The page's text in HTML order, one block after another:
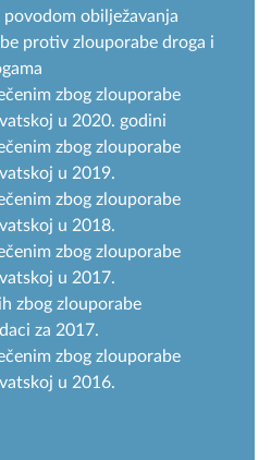
obilježavanja
protiv zlouporabe droga i
zbog zlouporabe
u 2020. godini
zbog zlouporabe
u 2019.
zbog zlouporabe
u 2018.
zbog zlouporabe
u 2017.
zbog zlouporabe
za 2017.
zbog zlouporabe
u 2016.